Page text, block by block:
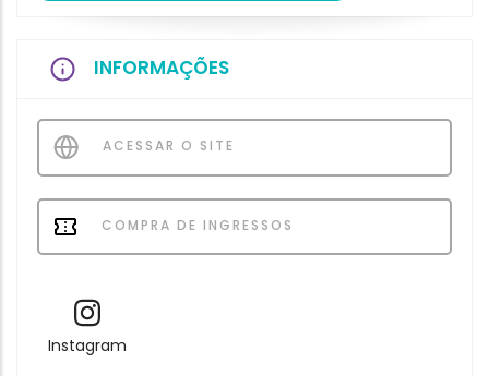
INFORMAÇÕES
ACESSAR O SITE
COMPRA DE INGRESSOS
Instagram